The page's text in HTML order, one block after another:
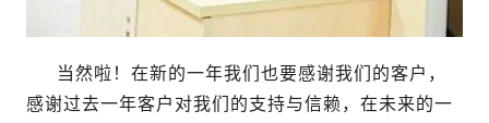
当然啦！在新的一年我们也要感谢我们的客户，
感谢过去一年客户对我们的支持与信赖，在未来的一